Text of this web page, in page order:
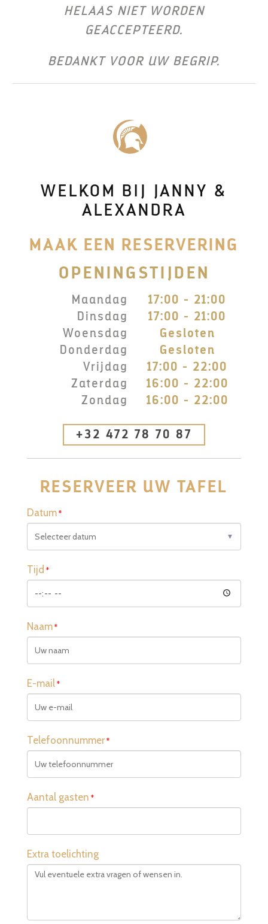
HELAAS NIET WORDEN
GEACCEPTEERD.
BEDANKT VOOR UW BEGRIP.
WELKOM BIJ JANNY &
ALEXANDRA
MAAK EEN RESERVERING
OPENINGSTIJDEN
Maandag
17:00 - 21:00
Dinsdag
17:00 - 21:00
Woensdag
Gesloten
Donderdag
Gesloten
Vrijdag
17:00 - 22:00
Zaterdag
16:00 - 22:00
Zondag
16:00 - 22:00
+32 472 78 70 87
RESERVEER UW TAFEL
Datum
Tijd
Naam
E-mail
Telefoonnummer
Aantal gasten
Extra toelichting